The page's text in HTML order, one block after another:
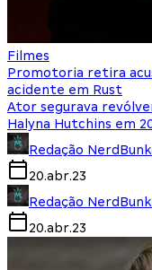
Filmes
Promotoria retira
acidente em Rust
Ator segurava
Halyna Hutchins em
Redação
20.abr.23
Redação
20.abr.23